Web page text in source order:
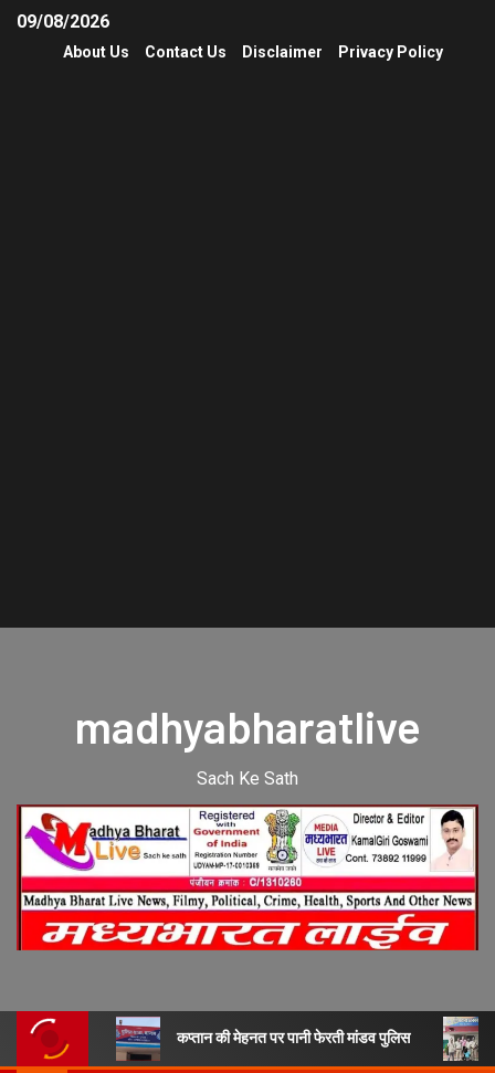
09/08/2026
About Us Contact Us Disclaimer Privacy Policy
madhyabharatlive
Sach Ke Sath
कप्तान की मेहनत पर पानी फेरती मांडव पुलिस